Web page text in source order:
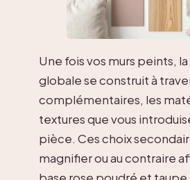
Une fois vos murs peints,
globale se construit à
complémentaires, les
textures que vous
pièce. Ces choix
magnifier ou au contraire